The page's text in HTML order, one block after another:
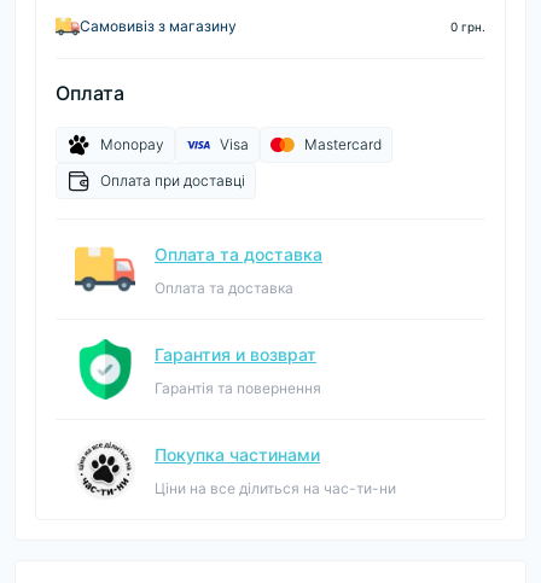
Самовивіз з магазину 0 грн.
Оплата
Monopay Visa
Mastercard
Оплата при доставці
Оплата та доставка
Оплата та доставка
Гарантия и возврат
Гарантія та повернення
Покупка частинами
Ціни на все ділиться на час-ти-ни